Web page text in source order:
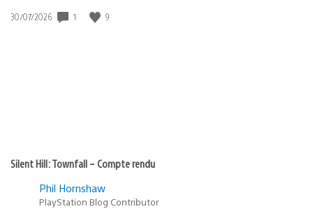
Date
30/07/2026 1 9
Silent Hill: Townfall – Compte rendu
Phil Hornshaw
PlayStation Blog Contributor